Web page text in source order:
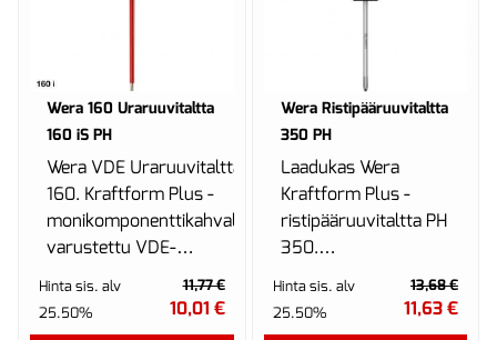
Wera 160 Uraruuvitaltta
160 iS PH
Wera VDE Uraruuvitaltta
160. Kraftform Plus -
monikomponenttikahvalla
varustettu VDE-
ruuvitaltta nopeaan ja
miellyttävään...
Hinta sis. alv
25.50%
11,77 €
10,01 €
Wera Ristipääruuvitaltta
350 PH
Laadukas Wera
Kraftform Plus -
ristipääruuvitaltta PH
350.
Monikomponenttikahva
takaa miellyttävän
Hinta sis. alv
25.50%
13,68 €
11,63 €